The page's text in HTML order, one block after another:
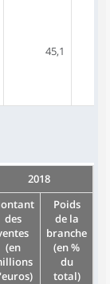
45,1
2018
des
(en
Poids
de la
branche
(en %
du
total)